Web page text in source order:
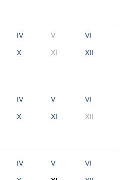
IV V VI
X XI XII
IV V VI
X XI XII
IV V VI